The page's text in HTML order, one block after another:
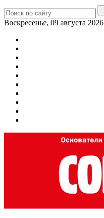
Воскресенье, 09 августа 2026